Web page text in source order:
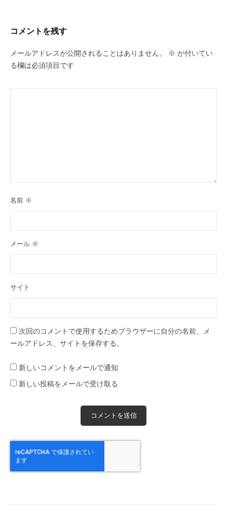
コメントを残す
メールアドレスが公開されることはありません。 ※ が付いてい
る欄は必須項目です
名前 ※
メール ※
サイト
次回のコメントで使用するためブラウザーに自分の名前、メ
ールアドレス、サイトを保存する。
新しいコメントをメールで通知
新しい投稿をメールで受け取る